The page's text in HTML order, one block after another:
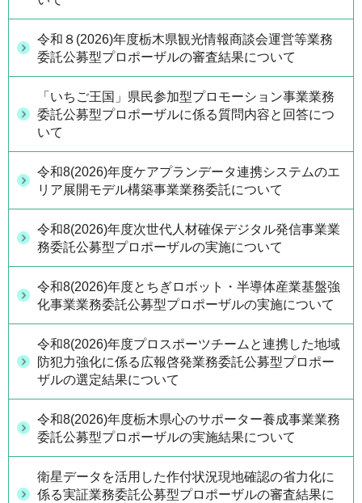
令和８(2026)年度栃木県観光情報商談会運営等業務
委託公募型プロポーザルの審査結果について
「いちご王国」県民参加型プロモーション事業業務
委託公募型プロポーザルに係る質問内容と回答につ
いて
令和8(2026)年度ケアプランデータ連携システムのエ
リア展開モデル構築事業業務委託について
令和8(2026)年度次世代人材確保デジタル発信事業業
務委託公募型プロポーザルの実施について
令和8(2026)年度とちぎロボット・半導体産業基盤強
化事業業務委託公募型プロポーザルの実施について
令和8(2026)年度プロスポーツチームと連携した地域
防犯力強化に係る広報啓発業務委託公募型プロポー
ザルの選定結果について
令和8(2026)年度栃木県心のサポーター養成事業業務
委託公募型プロポーザルの実施結果について
衛星データを活用した作付状況現地確認の省力化に
係る実証業務委託公募型プロポーザルの審査結果に